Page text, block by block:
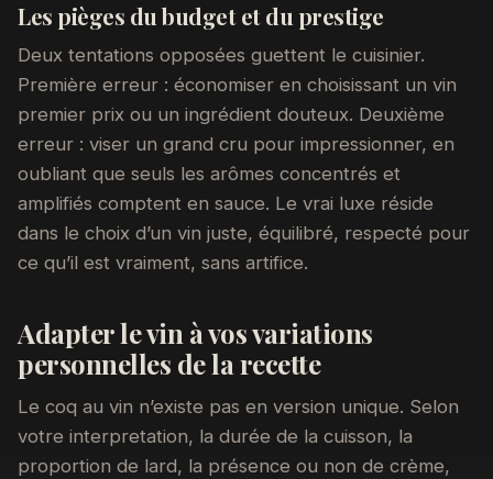
Les pièges du budget et du prestige
Deux tentations opposées guettent le cuisinier.
Première erreur : économiser en choisissant un vin
premier prix ou un ingrédient douteux. Deuxième
erreur : viser un grand cru pour impressionner, en
oubliant que seuls les arômes concentrés et
amplifiés comptent en sauce. Le vrai luxe réside
dans le choix d’un vin juste, équilibré, respecté pour
ce qu’il est vraiment, sans artifice.
Adapter le vin à vos variations
personnelles de la recette
Le coq au vin n’existe pas en version unique. Selon
votre interpretation, la durée de la cuisson, la
proportion de lard, la présence ou non de crème,